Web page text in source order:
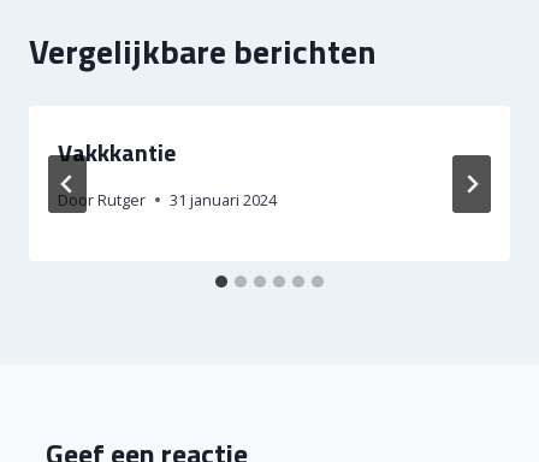
Vergelijkbare berichten
Vakkkantie
DoorRutger 31 januari 2024